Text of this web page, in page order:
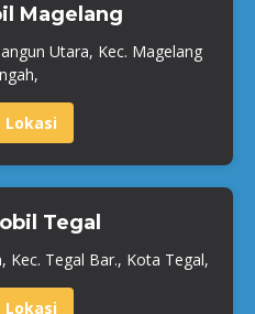
Magelang
Utara, Kec. Magelang
Lokasi
Tegal
Kec. Tegal Bar., Kota Tegal,
Lokasi